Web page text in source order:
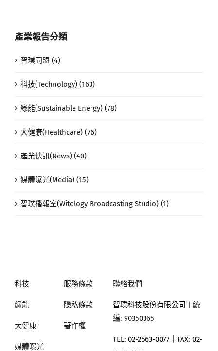
產業報告分類
智璞同盟 (4)
科技(Technology) (163)
綠能(Sustainable Energy) (78)
大健康(Healthcare) (76)
產業快訊(News) (40)
媒體曝光(Media) (15)
智璞播報室(Witology Broadcasting Studio) (1)
科技
綠能
大健康
媒體曝光
服務條款
隱私條款
著作權
聯絡我們
智璞科技股份有限公司 | 統
編: 90350365
TEL: 02-2563-0077｜ FAX: 02-